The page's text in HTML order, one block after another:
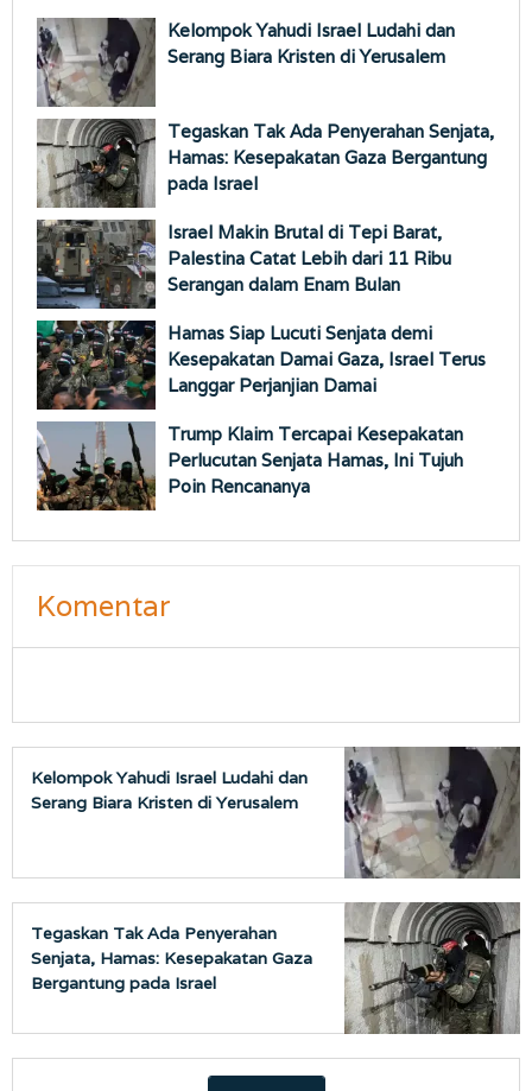
Kelompok Yahudi Israel Ludahi dan
Serang Biara Kristen di Yerusalem
Tegaskan Tak Ada Penyerahan Senjata,
Hamas: Kesepakatan Gaza Bergantung
pada Israel
Israel Makin Brutal di Tepi Barat,
Palestina Catat Lebih dari 11 Ribu
Serangan dalam Enam Bulan
Hamas Siap Lucuti Senjata demi
Kesepakatan Damai Gaza, Israel Terus
Langgar Perjanjian Damai
Trump Klaim Tercapai Kesepakatan
Perlucutan Senjata Hamas, Ini Tujuh
Poin Rencananya
Komentar
Kelompok Yahudi Israel Ludahi dan
Serang Biara Kristen di Yerusalem
Tegaskan Tak Ada Penyerahan
Senjata, Hamas: Kesepakatan Gaza
Bergantung pada Israel